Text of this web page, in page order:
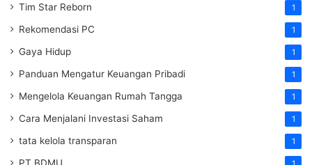
Tim Star Reborn 1
Rekomendasi PC 1
Gaya Hidup 1
Panduan Mengatur Keuangan Pribadi 1
Mengelola Keuangan Rumah Tangga 1
Cara Menjalani Investasi Saham 1
tata kelola transparan 1
PT BDMU